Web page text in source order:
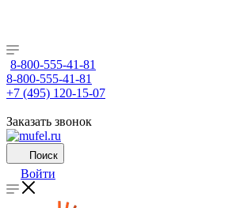
8-800-555-41-81
8-800-555-41-81
+7 (495) 120-15-07
Заказать звонок
Поиск
Войти